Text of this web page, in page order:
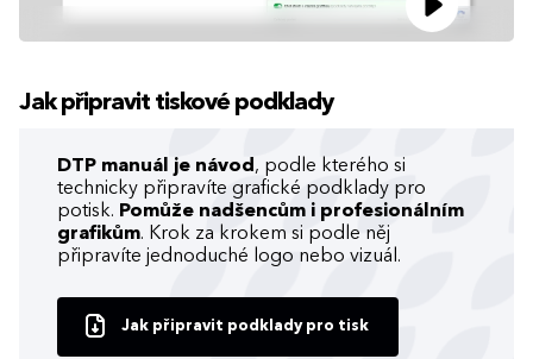
Jak připravit tiskové podklady
DTP manuál je návod , podle kterého si
technicky připravíte grafické podklady pro
potisk. Pomůže nadšencům i profesionálním
grafikům. Krok za krokem si podle něj
připravíte jednoduché logo nebo vizuál.
Jak připravit podklady pro tisk